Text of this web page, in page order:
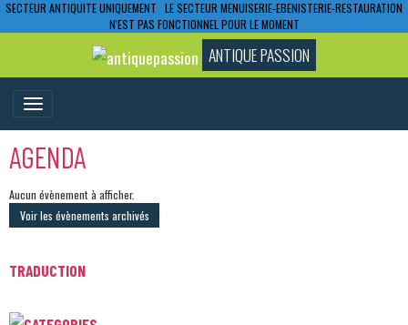
SECTEUR ANTIQUITE UNIQUEMENT LE SECTEUR MENUISERIE-EBENISTERIE-RESTAURATION
N'EST PAS FONCTIONNEL POUR LE MOMENT
ANTIQUE PASSION
AGENDA
Aucun évènement à afficher.
Voir les évènements archivés
TRADUCTION